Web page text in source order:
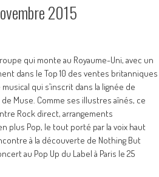
2015
qui monte au Royaume-Uni, avec un
dans le Top 10 des ventes britanniques
qui s’inscrit dans la lignée de
Muse. Comme ses illustres aînés, ce
Rock direct, arrangements
plus Pop, le tout porté par la voix haut
à la découverte de Nothing But
au Pop Up du Label à Paris le 25